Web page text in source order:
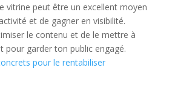
vitrine peut être un excellent moyen
et de gagner en visibilité.
le contenu et de le mettre à
pour garder ton public engagé.
pour le rentabiliser